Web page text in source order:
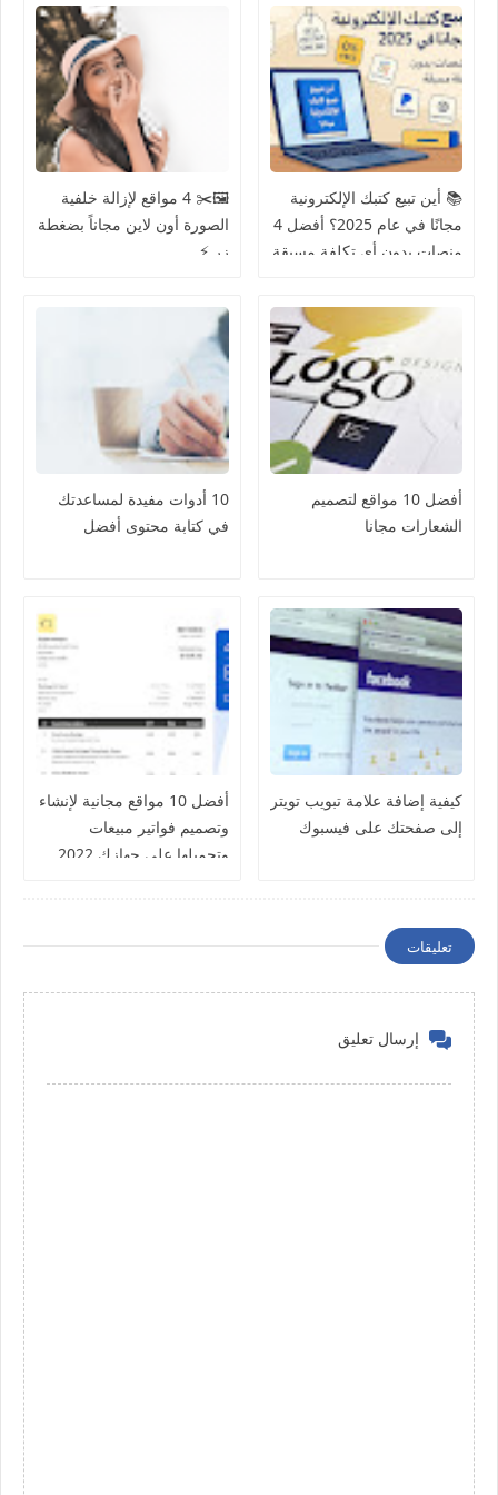
📚 أين تبيع كتبك الإلكترونية
مجانًا في عام 2025؟ أفضل 4
منصات بدون أي تكلفة مسبقة
🖼️✂️ 4 مواقع لإزالة خلفية
الصورة أون لاين مجاناً بضغطة
زر ⚡️
أفضل 10 مواقع لتصميم
الشعارات مجانا
10 أدوات مفيدة لمساعدتك
في كتابة محتوى أفضل
كيفية إضافة علامة تبويب تويتر
إلى صفحتك على فيسبوك
أفضل 10 مواقع مجانية لإنشاء
وتصميم فواتير مبيعات
وتحميلها على جهازك 2022
تعليقات
إرسال تعليق